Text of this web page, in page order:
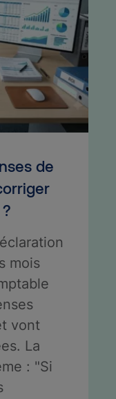
de
mois
vont
La
: "Si